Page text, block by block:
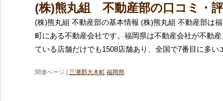
(株)熊丸組 不動産部の口コミ・
(株)熊丸組 不動産部の基本情報 (株)熊丸組 不動産部は
町にある不動産会社です。福岡県は不動産会社が不動
ている店舗だけでも1508店舗あり、全国で7番目に多い
関連ページ | 三潴郡大木町 福岡県